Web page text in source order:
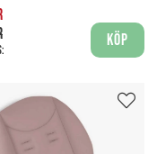
Köp